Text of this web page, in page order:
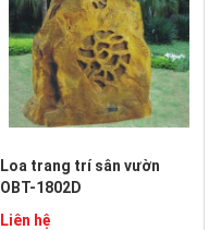
Loa trang trí sân vườn
OBT-1802D
Liên hệ